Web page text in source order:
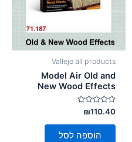
Vallejo all products
Model Air Old and
New Wood Effects
דורג
0
מתוך
₪110.40
הוספה לסל